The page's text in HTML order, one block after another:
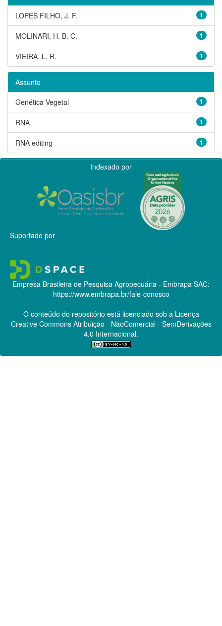
1
LOPES FILHO, J. F.
1
MOLINARI, H. B. C.
1
VIEIRA, L. R.
Assunto
1
Genética Vegetal
1
RNA
1
RNA editing
Indexado por
Suportado por
Empresa Brasileira de Pesquisa Agropecuária - Embrapa SAC:
https://www.embrapa.br/fale-conosco
O conteúdo do repositório está licenciado sob a Licença
Creative CommonsAtribuição - NãoComercial - SemDerivações
4.0 Internacional.